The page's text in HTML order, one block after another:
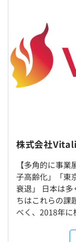
BigQuery、
＜雇入時＞
〒640-8331 和歌
＜変更範囲＞
変更なし
受動喫煙防止措
・固定残業代：
（※想定年収
休憩時間：60分
平均残業時間：
により変動します
・毎週土・日曜日
株式会社
【多角的に事
子高齢化」「東
衰退」 日本は多
ちはこれらの課
べく、2018年
エンジニアリン